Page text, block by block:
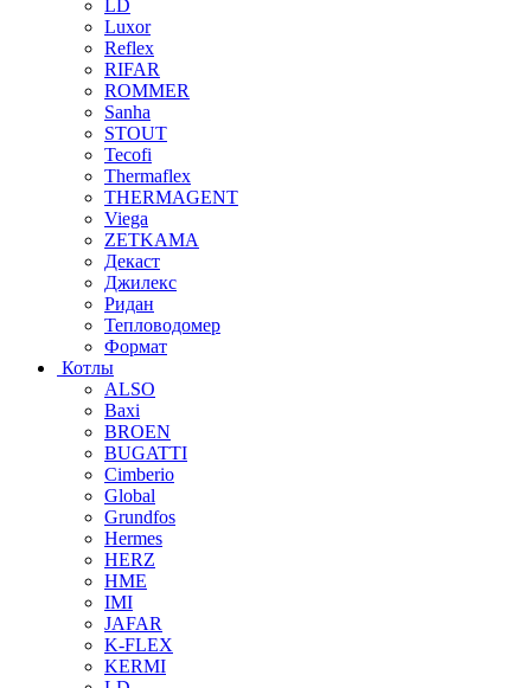
LD
Luxor
Reflex
RIFAR
ROMMER
Sanha
STOUT
Tecofi
Thermaflex
THERMAGENT
Viega
ZETKAMA
Декаст
Джилекс
Ридан
Тепловодомер
Формат
Котлы
ALSO
Baxi
BROEN
BUGATTI
Cimberio
Global
Grundfos
Hermes
HERZ
HME
IMI
JAFAR
K-FLEX
KERMI